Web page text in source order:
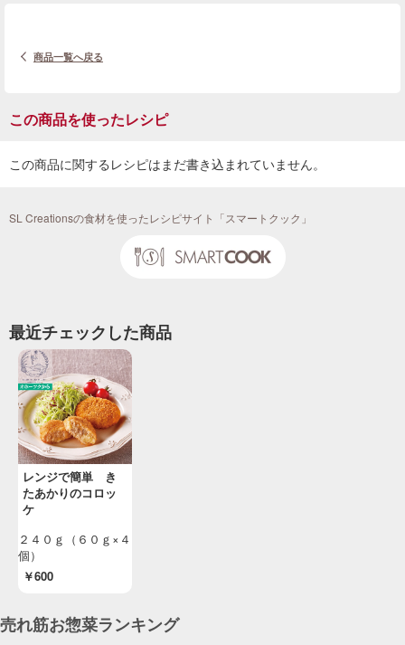
商品一覧へ戻る
この商品を使ったレシピ
この商品に関するレシピはまだ書き込まれていません。
SL Creationsの食材を使ったレシピサイト「スマートクック」
最近チェックした商品
レンジで簡単 き
たあかりのコロッ
ケ
２４０ｇ（６０ｇ×４
個）
￥600
売れ筋お惣菜ランキング